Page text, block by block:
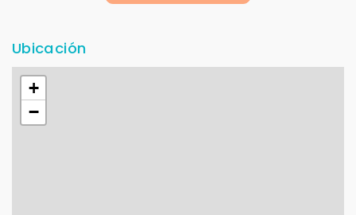
Ubicación
+
−